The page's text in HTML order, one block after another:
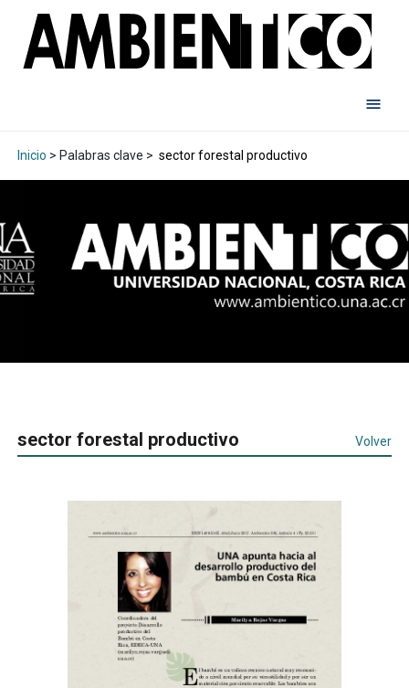
Inicio > Palabras clave > sector forestal productivo
sector forestal productivo Volver